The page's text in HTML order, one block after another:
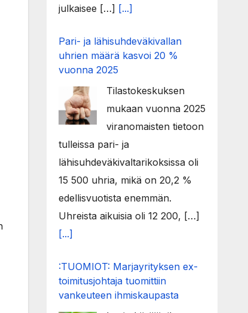
julkaisee […] [...]
Pari- ja lähisuhdeväkivallan
uhrien määrä kasvoi 20 %
vuonna 2025
Tilastokeskuksen
mukaan vuonna 2025
viranomaisten tietoon
tulleissa pari- ja
lähisuhdeväkivaltarikoksissa oli
15 500 uhria, mikä on 20,2 %
edellisvuotista enemmän.
Uhreista aikuisia oli 12 200, […]
[...]
:TUOMIOT: Marjayrityksen ex-
toimitusjohtaja tuomittiin
vankeuteen ihmiskaupasta